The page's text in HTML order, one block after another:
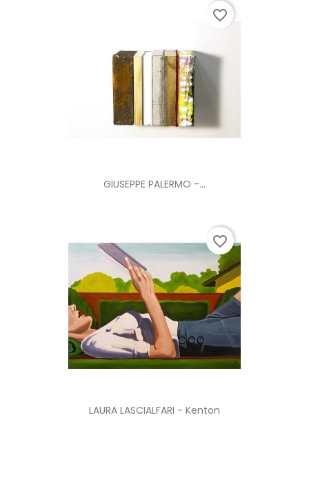
GIUSEPPE PALERMO -...
favorite_border
LAURA LASCIALFARI - Kenton
favorite_border